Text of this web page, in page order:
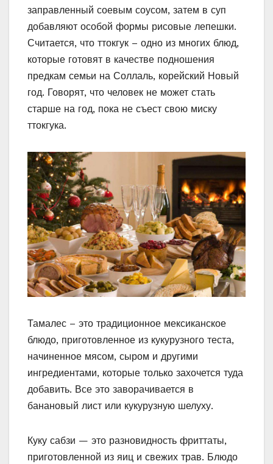
заправленный соевым соусом, затем в суп
добавляют особой формы рисовые лепешки.
Считается, что ттокгук – одно из многих блюд,
которые готовят в качестве подношения
предкам семьи на Соллаль, корейский Новый
год. Говорят, что человек не может стать
старше на год, пока не съест свою миску
ттокгука.
Тамалес – это традиционное мексиканское
блюдо, приготовленное из кукурузного теста,
начиненное мясом, сыром и другими
ингредиентами, которые только захочется туда
добавить. Все это заворачивается в
банановый лист или кукурузную шелуху.
Куку сабзи — это разновидность фриттаты,
приготовленной из яиц и свежих трав. Блюдо